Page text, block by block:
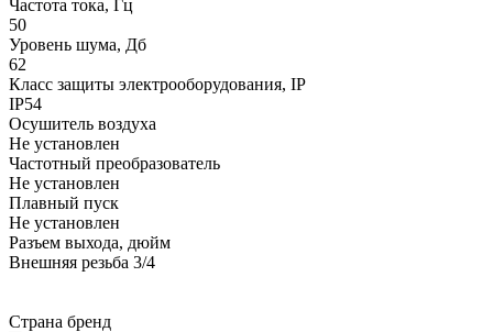
Частота тока, Гц
50
Уровень шума, Дб
62
Класс защиты электрооборудования, IP
IP54
Осушитель воздуха
Не установлен
Частотный преобразователь
Не установлен
Плавный пуск
Не установлен
Разъем выхода, дюйм
Внешняя резьба 3/4
Страна бренд